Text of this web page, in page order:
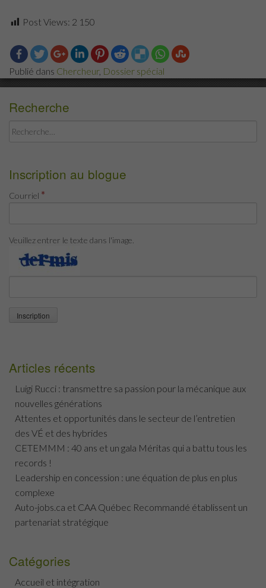
Post Views: 2 150
Publié dans Chercheur, Dossier spécial
Recherche
Rechercher :
Inscription au blogue
Courriel *
Veuillez entrer le texte dans l'image.
Articles récents
Luigi Rucci : transmettre sa passion pour la mécanique aux
nouvelles générations
Attentes et opportunités dans le secteur de l’entretien
des VÉ et des hybrides
CETEMMM : 40 ans et un gala Méritas qui a battu tous les
records !
Leadership en concession : une équation de plus en plus
complexe
Auto-jobs.ca et CAA Québec Recommandé établissent un
partenariat stratégique
Catégories
Accueil et intégration